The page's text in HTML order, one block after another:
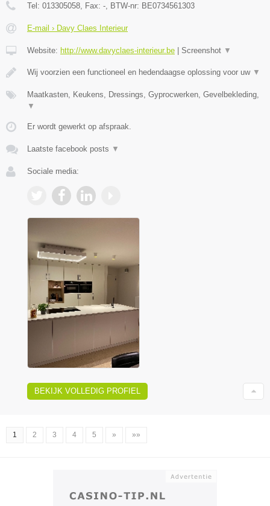
Tel: 013305058, Fax: -, BTW-nr: BE0734561303
E-mail › Davy Claes Interieur
Website: http://www.davyclaes-interieur.be Screenshot ▼
Wij voorzien een functioneel en hedendaagse oplossing voor uw ▼
Maatkasten, Keukens, Dressings, Gyprocwerken, Gevelbekleding,
▼
Er wordt gewerkt op afspraak.
Laatste facebook posts ▼
Sociale media:
BEKIJK VOLLEDIG PROFIEL
1 2 3 4 5 » »»